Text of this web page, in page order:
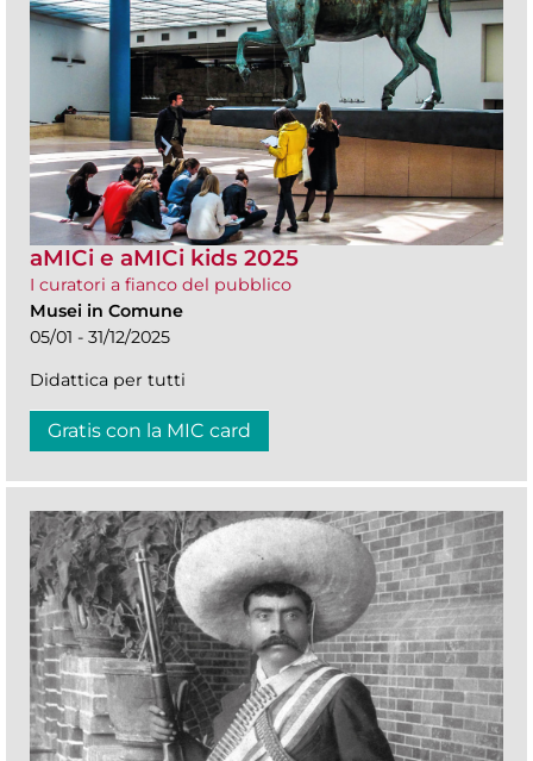
aMICi e aMICi kids 2025
I curatori a fianco del pubblico
Musei in Comune
05/01 - 31/12/2025
Didattica per tutti
Gratis con la MIC card